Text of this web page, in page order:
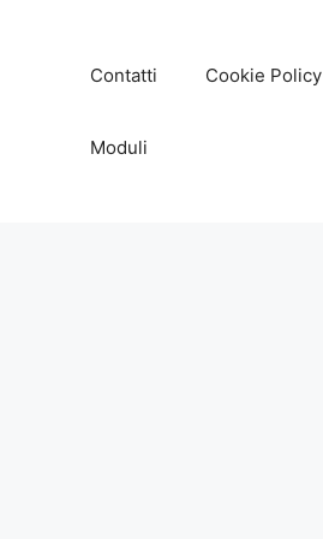
Contatti Cookie Policy
Moduli